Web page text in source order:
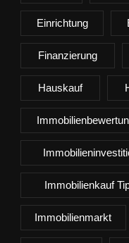
Einrichtung
Finanzierung
Hauskauf
Immobilienkauf
Immobilienmarkt